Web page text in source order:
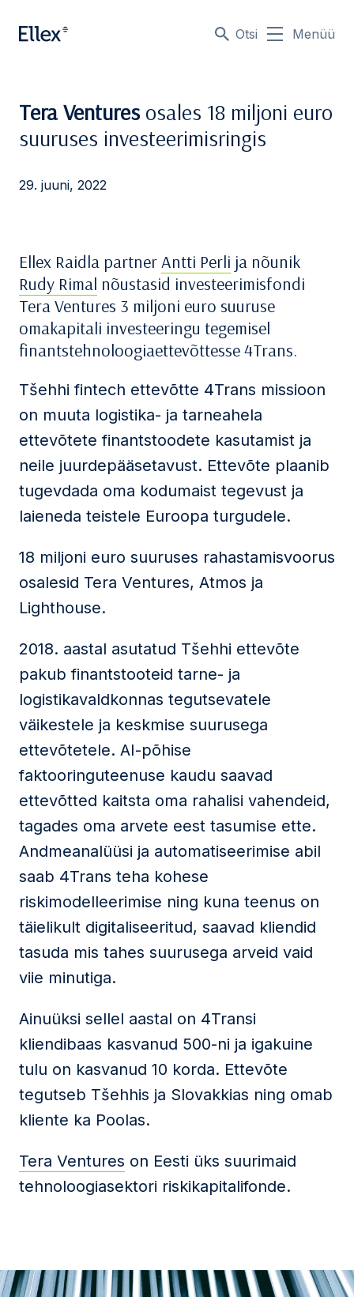
Otsi Menüü
Tera Venturesosales 18 miljoni euro
suuruses investeerimisringis
29. juuni, 2022
Ellex Raidla partnerAntti Perli ja nõunik
Rudy Rimal nõustasid investeerimisfondi
Tera Ventures 3 miljoni euro suuruse
omakapitali investeeringu tegemisel
finantstehnoloogiaettevõttesse 4Trans.
Tšehhi fintech ettevõtte 4Trans missioon
on muuta logistika- ja tarneahela
ettevõtete finantstoodete kasutamist ja
neile juurdepääsetavust. Ettevõte plaanib
tugevdada oma kodumaist tegevust ja
laieneda teistele Euroopa turgudele.
18 miljoni euro suuruses rahastamisvoorus
osalesid Tera Ventures, Atmos ja
Lighthouse.
2018. aastal asutatud Tšehhi ettevõte
pakub finantstooteid tarne- ja
logistikavaldkonnas tegutsevatele
väikestele ja keskmise suurusega
ettevõtetele. AI-põhise
faktooringuteenuse kaudu saavad
ettevõtted kaitsta oma rahalisi vahendeid,
tagades oma arvete eest tasumise ette.
Andmeanalüüsi ja automatiseerimise abil
saab 4Trans teha kohese
riskimodelleerimise ning kuna teenus on
täielikult digitaliseeritud, saavad kliendid
tasuda mis tahes suurusega arveid vaid
viie minutiga.
Ainuüksi sellel aastal on 4Transi
kliendibaas kasvanud 500-ni ja igakuine
tulu on kasvanud 10 korda. Ettevõte
tegutseb Tšehhis ja Slovakkias ning omab
kliente ka Poolas.
Tera Ventures on Eesti üks suurimaid
tehnoloogiasektori riskikapitalifonde.